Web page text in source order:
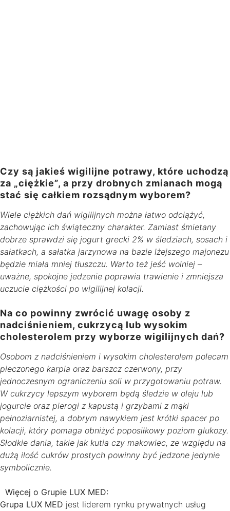
Czy są jakieś wigilijne potrawy, które uchodzą
za „ciężkie”, a przy drobnych zmianach mogą
stać się całkiem rozsądnym wyborem?
Wiele ciężkich dań wigilijnych można łatwo odciążyć,
zachowując ich świąteczny charakter. Zamiast śmietany
dobrze sprawdzi się jogurt grecki 2% w śledziach, sosach i
sałatkach, a sałatka jarzynowa na bazie lżejszego majonezu
będzie miała mniej tłuszczu. Warto też jeść wolniej –
uważne, spokojne jedzenie poprawia trawienie i zmniejsza
uczucie ciężkości po wigilijnej kolacji.
Na co powinny zwrócić uwagę osoby z
nadciśnieniem, cukrzycą lub wysokim
cholesterolem przy wyborze wigilijnych dań?
Osobom z nadciśnieniem i wysokim cholesterolem polecam
pieczonego karpia oraz barszcz czerwony, przy
jednoczesnym ograniczeniu soli w przygotowaniu potraw.
W cukrzycy lepszym wyborem będą śledzie w oleju lub
jogurcie oraz pierogi z kapustą i grzybami z mąki
pełnoziarnistej, a dobrym nawykiem jest krótki spacer po
kolacji, który pomaga obniżyć poposiłkowy poziom glukozy.
Słodkie dania, takie jak kutia czy makowiec, ze względu na
dużą ilość cukrów prostych powinny być jedzone jedynie
symbolicznie.
Więcej o Grupie LUX MED:
Grupa LUX MED jest liderem rynku prywatnych usług